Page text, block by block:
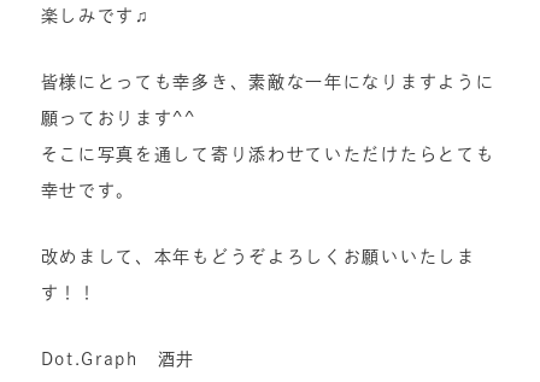
楽しみです♫
皆様にとっても幸多き、素敵な一年になりますように
願っております^^
そこに写真を通して寄り添わせていただけたらとても
幸せです。
改めまして、本年もどうぞよろしくお願いいたしま
す！！
Dot.Graph 酒井